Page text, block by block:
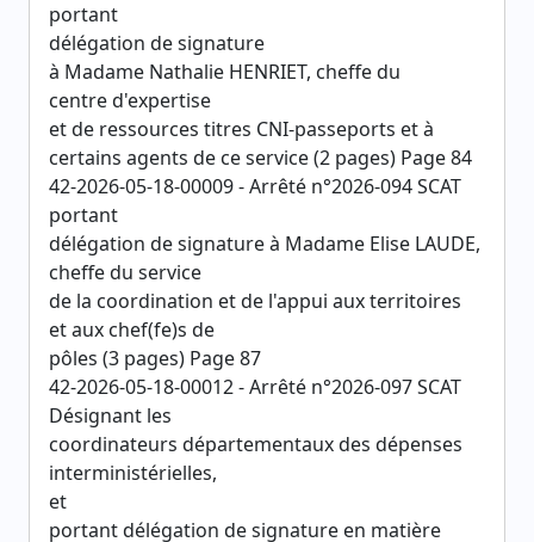
portant
délégation de signature
à Madame Nathalie HENRIET, cheffe du
centre d'expertise
et de ressources titres CNI-passeports et à
certains agents de ce service (2 pages) Page 84
42-2026-05-18-00009 - Arrêté n°2026-094 SCAT
portant
délégation de signature à Madame Elise LAUDE,
cheffe du service
de la coordination et de l'appui aux territoires
et aux chef(fe)s de
pôles (3 pages) Page 87
42-2026-05-18-00012 - Arrêté n°2026-097 SCAT
Désignant les
coordinateurs départementaux des dépenses
interministérielles,
et
portant délégation de signature en matière